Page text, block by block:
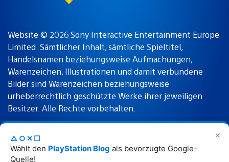
✕
△○✕☐
Wählt den PlayStation Blog als bevorzugte Google-
Quelle!
Website © 2026 Sony Interactive Entertainment Europe
Limited. Sämtlicher Inhalt, sämtliche Spieltitel,
Handelsnamen beziehungsweise Aufmachungen,
Warenzeichen, Illustrationen und damit verbundene
Bilder sind Warenzeichen beziehungsweise
urheberrechtlich geschützte Werke ihrer jeweiligen
Besitzer. Alle Rechte vorbehalten.
Nutzungsbedingungen Datenschutzrichtlinie